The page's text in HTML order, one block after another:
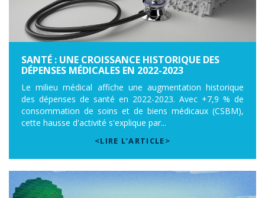
SANTÉ : UNE CROISSANCE HISTORIQUE DES
DÉPENSES MÉDICALES EN 2022-2023
Le milieu médical affiche une augmentation historique
des dépenses de santé en 2022-2023. Avec +7,9 % de
consommation de soins et de biens médicaux (CSBM),
cette hausse d'activité s'explique par...
<LIRE L’ARTICLE>